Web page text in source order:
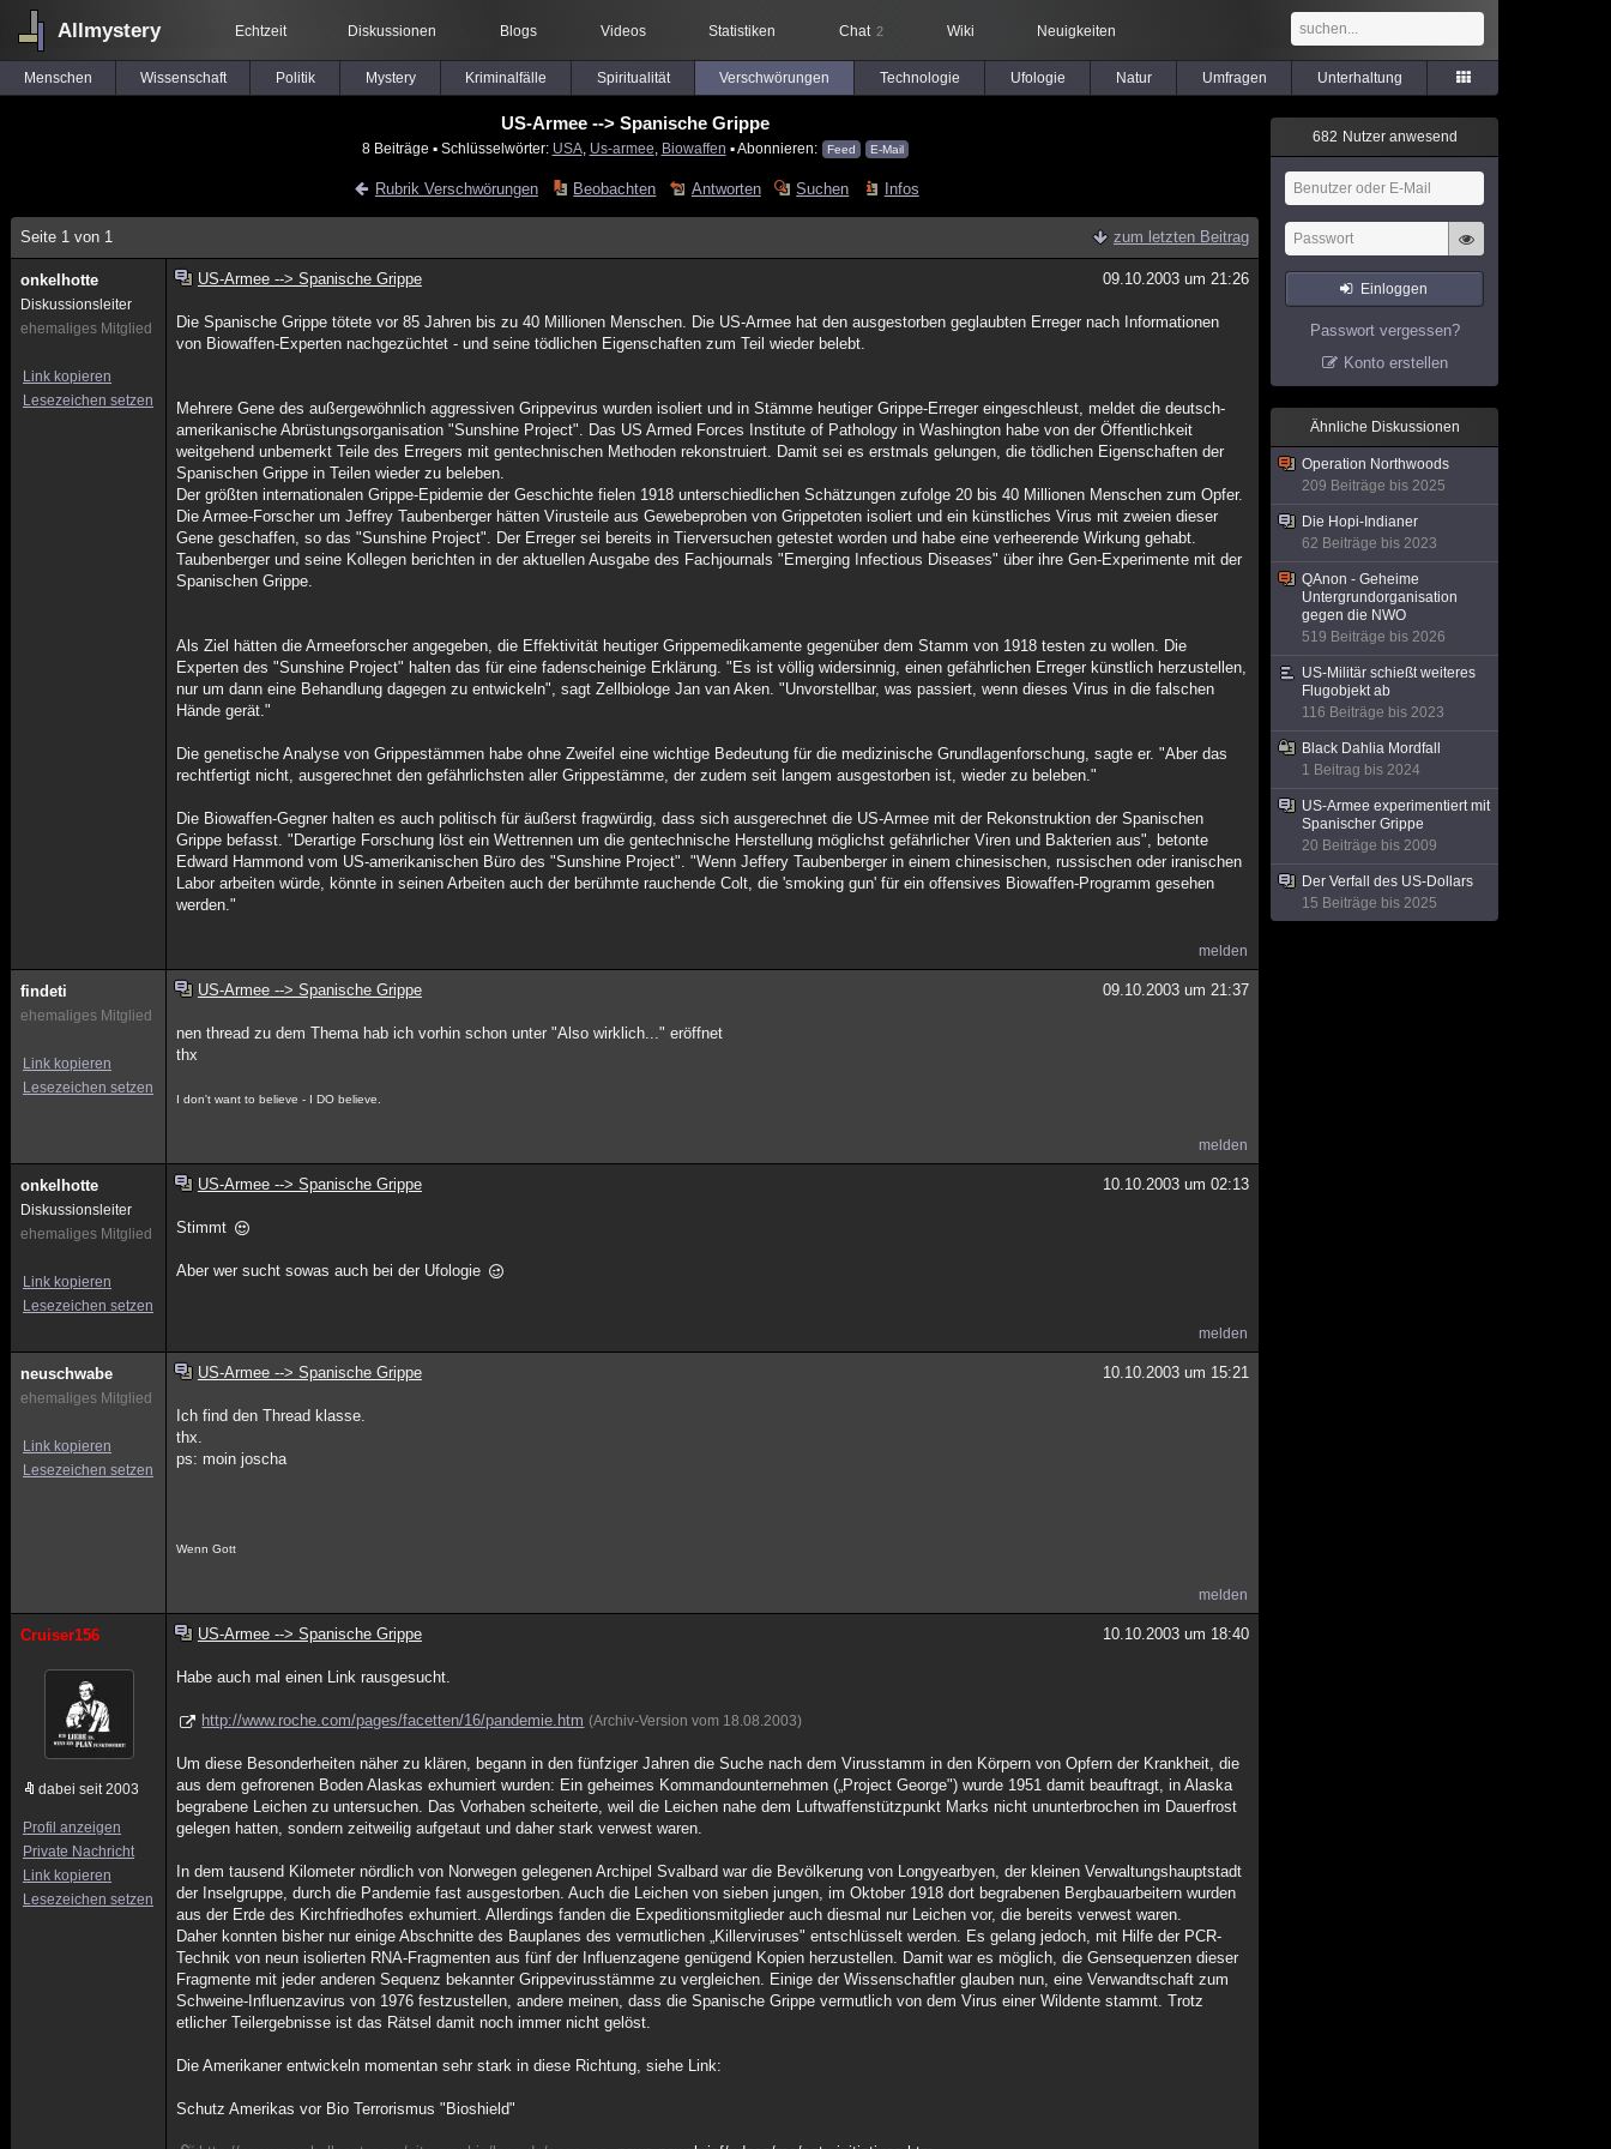
Allmystery Echtzeit Diskussionen Blogs Videos Statistiken Chat 2 Wiki Neuigkeiten
Menschen Wissenschaft Politik Mystery Kriminalfälle Spiritualität Verschwörungen Technologie Ufologie Natur Umfragen Unterhaltung
US-Armee --> Spanische Grippe
8 Beiträge ▪ Schlüsselwörter: USA, Us-armee Biowaffen ▪ Abonnieren: Feed E-Mail
Rubrik Verschwörungen Beobachten Antworten Suchen Infos
Seite 1 von 1 zum letzten Beitrag
onkelhotte
Diskussionsleiter
ehemaliges Mitglied
Link kopieren
Lesezeichen setzen
US-Armee --> Spanische Grippe 09.10.2003 um 21:26
Die Spanische Grippe tötete vor 85 Jahren bis zu 40 Millionen Menschen. Die US-Armee hat den ausgestorben geglaubten Erreger nach Informationen
von Biowaffen-Experten nachgezüchtet - und seine tödlichen Eigenschaften zum Teil wieder belebt.
Mehrere Gene des außergewöhnlich aggressiven Grippevirus wurden isoliert und in Stämme heutiger Grippe-Erreger eingeschleust, meldet die deutsch-
amerikanische Abrüstungsorganisation "Sunshine Project". Das US Armed Forces Institute of Pathology in Washington habe von der Öffentlichkeit
weitgehend unbemerkt Teile des Erregers mit gentechnischen Methoden rekonstruiert. Damit sei es erstmals gelungen, die tödlichen Eigenschaften der
Spanischen Grippe in Teilen wieder zu beleben.
Der größten internationalen Grippe-Epidemie der Geschichte fielen 1918 unterschiedlichen Schätzungen zufolge 20 bis 40 Millionen Menschen zum Opfer.
Die Armee-Forscher um Jeffrey Taubenberger hätten Virusteile aus Gewebeproben von Grippetoten isoliert und ein künstliches Virus mit zweien dieser
Gene geschaffen, so das "Sunshine Project". Der Erreger sei bereits in Tierversuchen getestet worden und habe eine verheerende Wirkung gehabt.
Taubenberger und seine Kollegen berichten in der aktuellen Ausgabe des Fachjournals "Emerging Infectious Diseases" über ihre Gen-Experimente mit der
Spanischen Grippe.
Als Ziel hätten die Armeeforscher angegeben, die Effektivität heutiger Grippemedikamente gegenüber dem Stamm von 1918 testen zu wollen. Die
Experten des "Sunshine Project" halten das für eine fadenscheinige Erklärung. "Es ist völlig widersinnig, einen gefährlichen Erreger künstlich herzustellen,
nur um dann eine Behandlung dagegen zu entwickeln", sagt Zellbiologe Jan van Aken. "Unvorstellbar, was passiert, wenn dieses Virus in die falschen
Hände gerät."
Die genetische Analyse von Grippestämmen habe ohne Zweifel eine wichtige Bedeutung für die medizinische Grundlagenforschung, sagte er. "Aber das
rechtfertigt nicht, ausgerechnet den gefährlichsten aller Grippestämme, der zudem seit langem ausgestorben ist, wieder zu beleben."
Die Biowaffen-Gegner halten es auch politisch für äußerst fragwürdig, dass sich ausgerechnet die US-Armee mit der Rekonstruktion der Spanischen
Grippe befasst. "Derartige Forschung löst ein Wettrennen um die gentechnische Herstellung möglichst gefährlicher Viren und Bakterien aus", betonte
Edward Hammond vom US-amerikanischen Büro des "Sunshine Project". "Wenn Jeffery Taubenberger in einem chinesischen, russischen oder iranischen
Labor arbeiten würde, könnte in seinen Arbeiten auch der berühmte rauchende Colt, die 'smoking gun' für ein offensives Biowaffen-Programm gesehen
werden."
melden
findeti
ehemaliges Mitglied
Link kopieren
Lesezeichen setzen
US-Armee --> Spanische Grippe 09.10.2003 um 21:37
nen thread zu dem Thema hab ich vorhin schon unter "Also wirklich..." eröffnet
thx
I don't want to believe - I DO believe.
melden
onkelhotte
Diskussionsleiter
ehemaliges Mitglied
Link kopieren
Lesezeichen setzen
US-Armee --> Spanische Grippe 10.10.2003 um 02:13
Stimmt
Aber wer sucht sowas auch bei der Ufologie
melden
neuschwabe
ehemaliges Mitglied
Link kopieren
Lesezeichen setzen
US-Armee --> Spanische Grippe 10.10.2003 um 15:21
Ich find den Thread klasse.
thx.
ps: moin joscha
Wenn Gott
melden
Cruiser156
dabei seit 2003
Profil anzeigen
Private Nachricht
Link kopieren
Lesezeichen setzen
US-Armee --> Spanische Grippe 10.10.2003 um 18:40
Habe auch mal einen Link rausgesucht.
http://www.roche.com/pages/facetten/16/pandemie.htm (Archiv-Version vom 18.08.2003)
Um diese Besonderheiten näher zu klären, begann in den fünfziger Jahren die Suche nach dem Virusstamm in den Körpern von Opfern der Krankheit, die
aus dem gefrorenen Boden Alaskas exhumiert wurden: Ein geheimes Kommandounternehmen („Project George") wurde 1951 damit beauftragt, in Alaska
begrabene Leichen zu untersuchen. Das Vorhaben scheiterte, weil die Leichen nahe dem Luftwaffenstützpunkt Marks nicht ununterbrochen im Dauerfrost
gelegen hatten, sondern zeitweilig aufgetaut und daher stark verwest waren.
In dem tausend Kilometer nördlich von Norwegen gelegenen Archipel Svalbard war die Bevölkerung von Longyearbyen, der kleinen Verwaltungshauptstadt
der Inselgruppe, durch die Pandemie fast ausgestorben. Auch die Leichen von sieben jungen, im Oktober 1918 dort begrabenen Bergbauarbeitern wurden
aus der Erde des Kirchfriedhofes exhumiert. Allerdings fanden die Expeditionsmitglieder auch diesmal nur Leichen vor, die bereits verwest waren.
Daher konnten bisher nur einige Abschnitte des Bauplanes des vermutlichen „Killerviruses" entschlüsselt werden. Es gelang jedoch, mit Hilfe der PCR-
Technik von neun isolierten RNA-Fragmenten aus fünf der Influenzagene genügend Kopien herzustellen. Damit war es möglich, die Gensequenzen dieser
Fragmente mit jeder anderen Sequenz bekannter Grippevirusstämme zu vergleichen. Einige der Wissenschaftler glauben nun, eine Verwandtschaft zum
Schweine-Influenzavirus von 1976 festzustellen, andere meinen, dass die Spanische Grippe vermutlich von dem Virus einer Wildente stammt. Trotz
etlicher Teilergebnisse ist das Rätsel damit noch immer nicht gelöst.
Die Amerikaner entwickeln momentan sehr stark in diese Richtung, siehe Link:
Schutz Amerikas vor Bio Terrorismus "Bioshield"
682 Nutzer anwesend
Einloggen
Passwort vergessen?
Konto erstellen
Ähnliche Diskussionen
Operation Northwoods
209 Beiträge bis 2025
Die Hopi-Indianer
62 Beiträge bis 2023
QAnon - Geheime
Untergrundorganisation
gegen die NWO
519 Beiträge bis 2026
US-Militär schießt weiteres
Flugobjekt ab
116 Beiträge bis 2023
Black Dahlia Mordfall
1 Beitrag bis 2024
US-Armee experimentiert mit
Spanischer Grippe
20 Beiträge bis 2009
Der Verfall des US-Dollars
15 Beiträge bis 2025